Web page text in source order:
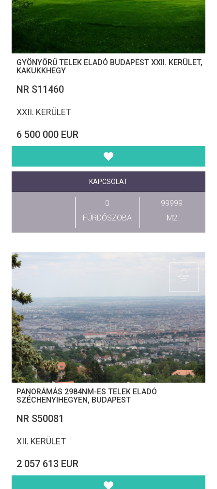
GYÖNYÖRŰ TELEK ELADÓ BUDAPEST XXII. KERÜLET,
KAKUKKHEGY
NR S11460
XXII. KERÜLET
6 500 000 EUR
KAPCSOLAT
-
0
FÜRDŐSZOBA
99999
M2
PANORÁMÁS 2984NM-ES TELEK ELADÓ
SZÉCHENYIHEGYEN, BUDAPEST
NR S50081
XII. KERÜLET
2 057 613 EUR